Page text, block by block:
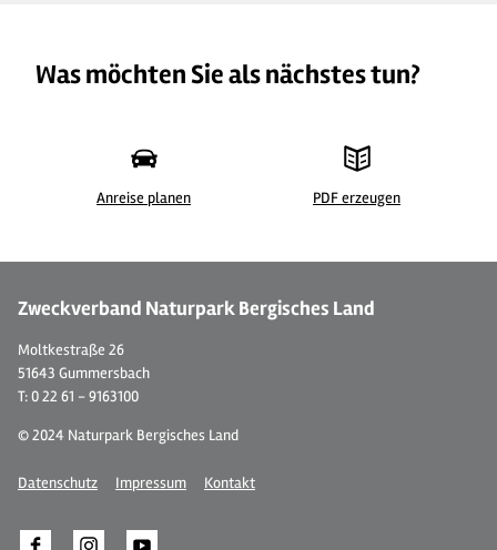
Was möchten Sie als nächstes tun?
Anreise planen PDF erzeugen
Zweckverband Naturpark Bergisches Land
Moltkestraße 26
51643 Gummersbach
T: 0 22 61 - 9163100
© 2024 Naturpark Bergisches Land
Datenschutz Impressum Kontakt